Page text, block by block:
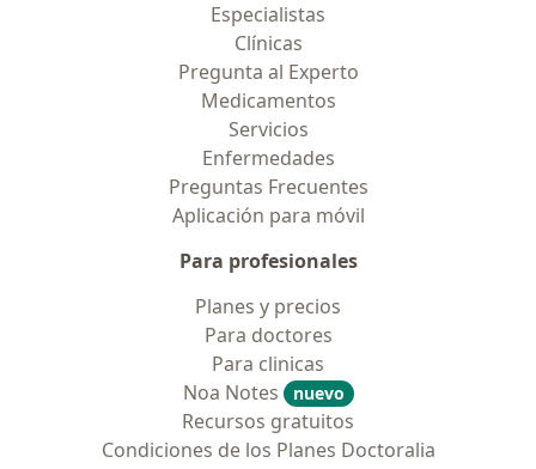
Especialistas
Clínicas
Pregunta al Experto
Medicamentos
Servicios
Enfermedades
Preguntas Frecuentes
Aplicación para móvil
Para profesionales
Planes y precios
Para doctores
Para clinicas
Noa Notes
nuevo
Recursos gratuitos
Condiciones de los Planes Doctoralia